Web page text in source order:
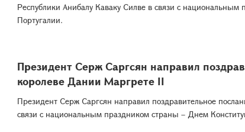
Республики Анибалу Каваку Силве в связи с
Португалии.
Президент Серж Саргсян направил
королеве Дании Маргрете II
Президент Серж Саргсян направил поздравительное
связи с национальным праздником страны – Днем